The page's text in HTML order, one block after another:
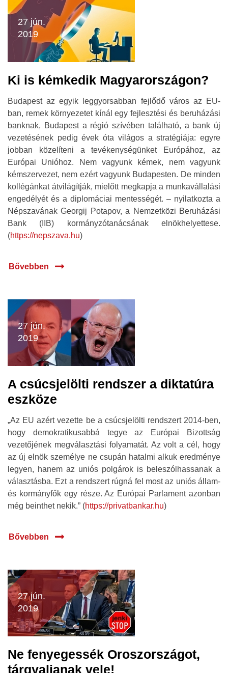
27 jún.
2019
Ki is kémkedik Magyarországon?
Budapest az egyik leggyorsabban fejlődő város az EU-
ban, remek környezetet kínál egy fejlesztési és beruházási
banknak, Budapest a régió szívében található, a bank új
vezetésének pedig évek óta világos a stratégiája: egyre
jobban közelíteni a tevékenységünket Európához, az
Európai Unióhoz. Nem vagyunk kémek, nem vagyunk
kémszervezet, nem ezért vagyunk Budapesten. De minden
kollégánkat átvilágítják, mielőtt megkapja a munkavállalási
engedélyét és a diplomáciai mentességét. – nyilatkozta a
Népszavának Georgij Potapov, a Nemzetközi Beruházási
Bank (IIB) kormányzótanácsának elnökhelyettese.
(https://nepszava.hu)
Bővebben
27 jún.
2019
A csúcsjelölti rendszer a diktatúra
eszköze
„Az EU azért vezette be a csúcsjelölti rendszert 2014-ben,
hogy demokratikusabbá tegye az Európai Bizottság
vezetőjének megválasztási folyamatát. Az volt a cél, hogy
az új elnök személye ne csupán hatalmi alkuk eredménye
legyen, hanem az uniós polgárok is beleszólhassanak a
választásba. Ezt a rendszert rúgná fel most az uniós állam-
és kormányfők egy része. Az Európai Parlament azonban
még beinthet nekik.” (https://privatbankar.hu)
Bővebben
27 jún.
2019
Ne fenyegessék Oroszországot,
tárgyaljanak vele!